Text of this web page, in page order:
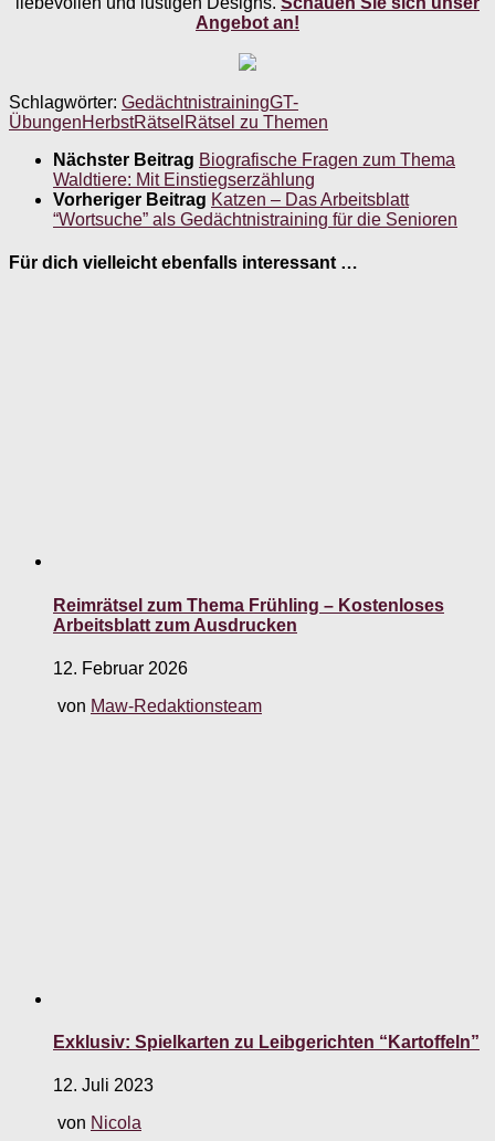
Angebot an!
Schlagwörter: GedächtnistrainingGT-
ÜbungenHerbstRätsel Rätsel zu Themen
Nächster Beitrag Biografische Fragen zum Thema
Waldtiere: Mit Einstiegserzählung
Vorheriger Beitrag Katzen – Das Arbeitsblatt
“Wortsuche” als Gedächtnistraining für die Senioren
Für dich vielleicht ebenfalls interessant …
Reimrätsel zum Thema Frühling – Kostenloses
Arbeitsblatt zum Ausdrucken
12. Februar 2026
von Maw-Redaktionsteam
Exklusiv: Spielkarten zu Leibgerichten “Kartoffeln”
12. Juli 2023
von Nicola